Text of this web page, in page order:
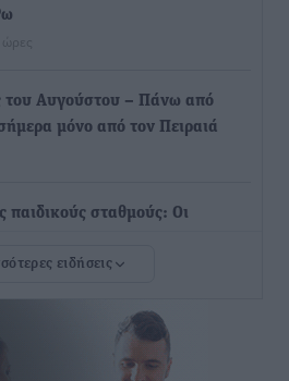
του Αυγούστου – Πάνω από
μόνο από τον Πειραιά
παιδικούς σταθμούς: Οι
για τους επαγγελματίες
ειδήσεις